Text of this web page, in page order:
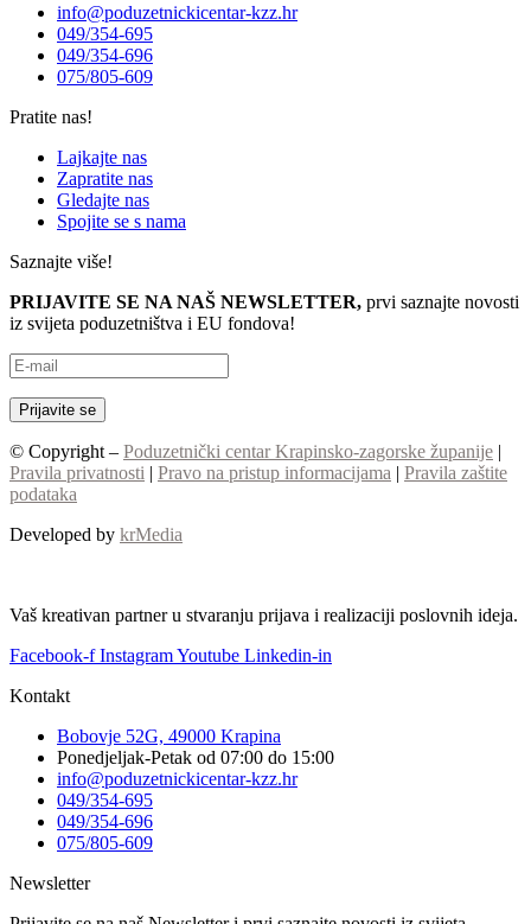
info@poduzetnickicentar-kzz.hr
049/354-695
049/354-696
075/805-609
Pratite nas!
Lajkajte nas
Zapratite nas
Gledajte nas
Spojite se s nama
Saznajte više!
PRIJAVITE SE NA NAŠ NEWSLETTER, prvi saznajte novosti
iz svijeta poduzetništva i EU fondova!
© Copyright – Poduzetnički centar Krapinsko-zagorske županije |
Pravila privatnosti | Pravo na pristup informacijama | Pravila zaštite
podataka
Developed by krMedia
Vaš kreativan partner u stvaranju prijava i realizaciji poslovnih ideja.
Facebook-f InstagramYoutube Linkedin-in
Kontakt
Bobovje 52G, 49000 Krapina
Ponedjeljak-Petak od 07:00 do 15:00
info@poduzetnickicentar-kzz.hr
049/354-695
049/354-696
075/805-609
Newsletter